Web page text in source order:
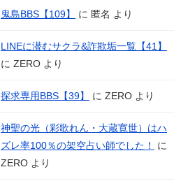
鬼島BBS【109】 に 匿名 より
LINEに潜むサクラ&詐欺垢一覧【41】
に ZERO より
探求専用BBS【39】 に ZERO より
神聖の光（彩歌れん・大蔵寛世）はハ
ズレ率100％の架空占い師でした！
に
ZERO より